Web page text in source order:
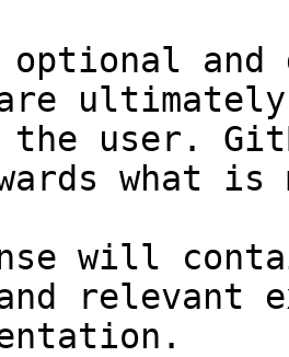
and
the user.
what
will
relevant